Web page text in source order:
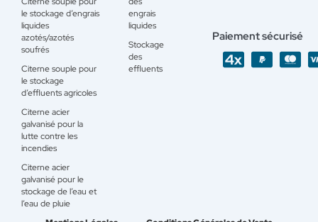
le stockage d’engrais
liquides
azotés/azotés
soufrés
Citerne souple pour
le stockage
d’effluents agricoles
Citerne acier
galvanisé pour la
lutte contre les
incendies
Citerne acier
galvanisé pour le
stockage de l’eau et
l’eau de pluie
engrais
liquides
Stockage
des
effluents
Paiement sécurisé